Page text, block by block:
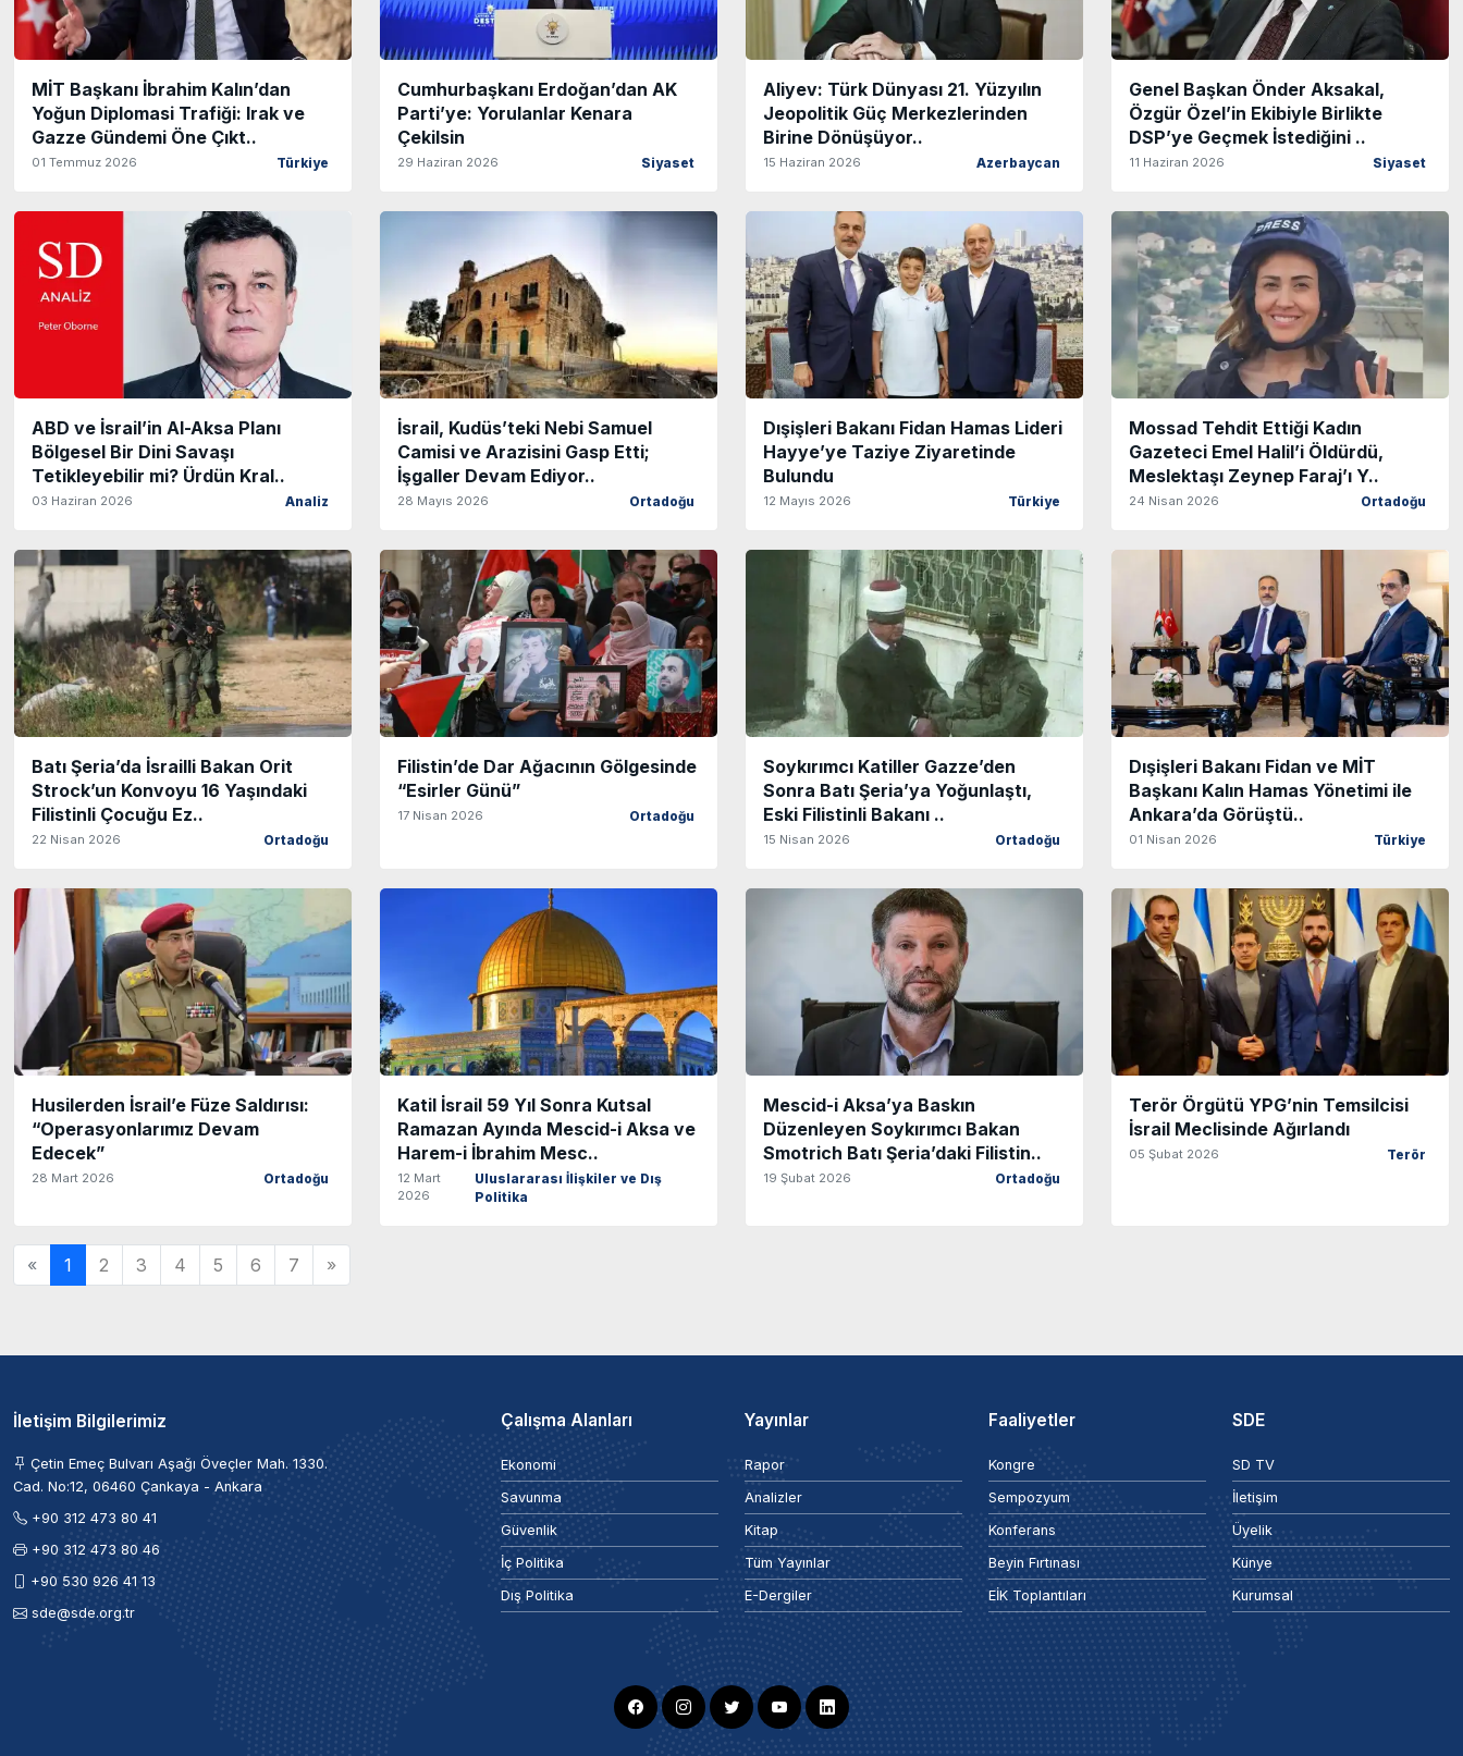
MİT Başkanı İbrahim Kalın’dan
Yoğun Diplomasi Trafiği: Irak ve
Gazze Gündemi Öne Çıkt..
01 Temmuz 2026 Türkiye
Cumhurbaşkanı Erdoğan’dan AK
Parti’ye: Yorulanlar Kenara
Çekilsin
29 Haziran 2026 Siyaset
Aliyev: Türk Dünyası 21. Yüzyılın
Jeopolitik Güç Merkezlerinden
Birine Dönüşüyor..
15 Haziran 2026 Azerbaycan
Genel Başkan Önder Aksakal,
Özgür Özel’in Ekibiyle Birlikte
DSP’ye Geçmek İstediğini ..
11 Haziran 2026 Siyaset
ABD ve İsrail’in Al-Aksa Planı
Bölgesel Bir Dini Savaşı
Tetikleyebilir mi? Ürdün Kral..
03 Haziran 2026 Analiz
İsrail, Kudüs’teki Nebi Samuel
Camisi ve Arazisini Gasp Etti;
İşgaller Devam Ediyor..
28 Mayıs 2026 Ortadoğu
Dışişleri Bakanı Fidan Hamas Lideri
Hayye’ye Taziye Ziyaretinde
Bulundu
12 Mayıs 2026 Türkiye
Mossad Tehdit Ettiği Kadın
Gazeteci Emel Halil’i Öldürdü,
Meslektaşı Zeynep Faraj’ı Y..
24 Nisan 2026 Ortadoğu
Batı Şeria’da İsrailli Bakan Orit
Strock’un Konvoyu 16 Yaşındaki
Filistinli Çocuğu Ez..
22 Nisan 2026 Ortadoğu
Filistin’de Dar Ağacının Gölgesinde
“Esirler Günü”
17 Nisan 2026 Ortadoğu
Soykırımcı Katiller Gazze’den
Sonra Batı Şeria’ya Yoğunlaştı,
Eski Filistinli Bakanı ..
15 Nisan 2026 Ortadoğu
Dışişleri Bakanı Fidan ve MİT
Başkanı Kalın Hamas Yönetimi ile
Ankara’da Görüştü..
01 Nisan 2026 Türkiye
Husilerden İsrail’e Füze Saldırısı:
“Operasyonlarımız Devam
Edecek”
28 Mart 2026 Ortadoğu
Katil İsrail 59 Yıl Sonra Kutsal
Ramazan Ayında Mescid-i Aksa ve
Harem-i İbrahim Mesc..
12 Mart
2026
Uluslararası İlişkiler ve Dış
Politika
Mescid-i Aksa’ya Baskın
Düzenleyen Soykırımcı Bakan
Smotrich Batı Şeria’daki Filistin..
19 Şubat 2026 Ortadoğu
Terör Örgütü YPG’nin Temsilcisi
İsrail Meclisinde Ağırlandı
05 Şubat 2026 Terör
« 1 2 3 4 5 6 7 »
İletişim Bilgilerimiz
Çetin Emeç Bulvarı Aşağı Öveçler Mah. 1330.
Cad. No:12, 06460 Çankaya - Ankara
+90 312 473 80 41
+90 312 473 80 46
+90 530 926 41 13
sde@sde.org.tr
Çalışma Alanları
Ekonomi
Savunma
Güvenlik
İç Politika
Dış Politika
Yayınlar
Rapor
Analizler
Kitap
Tüm Yayınlar
E-Dergiler
Faaliyetler
Kongre
Sempozyum
Konferans
Beyin Fırtınası
EİK Toplantıları
SDE
SD TV
İletişim
Üyelik
Künye
Kurumsal